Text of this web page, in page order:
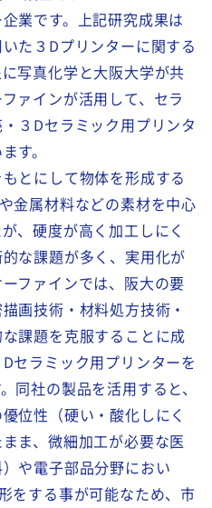
業です。上記研究成果は
た３Dプリンターに関する
写真化学と大阪大学が共
ァインが活用して、セラ
３Dセラミック用プリンタ
す。
とにして物体を形成する
金属材料などの素材を中心
、硬度が高く加工しにく
な課題が多く、実用化が
ファインでは、阪大の要
画技術・材料処方技術・
課題を克服することに成
セラミック用プリンターを
同社の製品を活用すると、
位性（硬い・酸化しにく
ま、微細加工が必要な医
や電子部品分野におい
をする事が可能なため、市